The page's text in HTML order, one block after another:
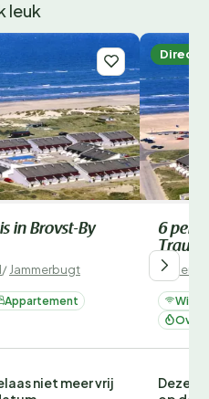
leuk
in Brovst-By
/ Jammerbugt
Appartement
niet meer vrij
Direct
6
Traum
Wifi
Oven
Deze